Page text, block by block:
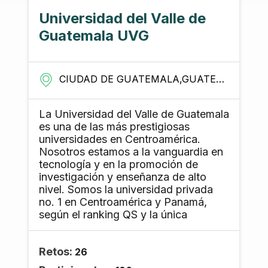
as is reflected in our guiding
principles: - Use inclusive practices
when designing FOR people living in
creation when designing WITH people
living in poverty - Build confidence
and capacity to promote design BY
people living in poverty In following
these principles, MIT D-Lab is re-
thinking the role of technology and
design in development, has
empowered thousands to address the
daily challenges of poverty through
design, prototyping, production, and
social entrepreneurship, and is
reshaping the way that development
is practiced. *Values: We believe in
of creating PRACTICAL SOLUTIONS
to the challenges they face. We strive
Universidad del Valle de
Guatemala UVG
CIUDAD DE GUATEMALA,GUATEMALA (CAPITAL) - GUATEMALA
La Universidad del Valle de Guatemala
es una de las más prestigiosas
universidades en Centroamérica.
Nosotros estamos a la vanguardia en
tecnología y en la promoción de
investigación y enseñanza de alto
nivel. Somos la universidad privada
no. 1 en Centroamérica y Panamá,
según el ranking QS y la única
Desde hace más de 50 años,
buscamos y damos la bienvenida a
Retos: 26